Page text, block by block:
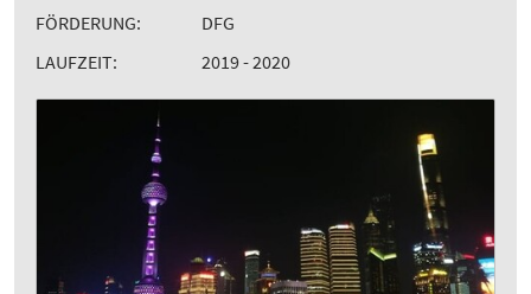
FÖRDERUNG:
DFG
LAUFZEIT:
2019 - 2020